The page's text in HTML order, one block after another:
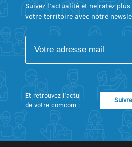
Suivez l’actualité et ne ratez
votre territoire avec notre
Et retrouvez l’actu
de votre comcom :